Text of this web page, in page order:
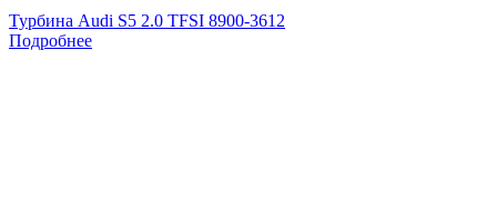
Турбина Audi S5 2.0 TFSI 8900-3612
Подробнее